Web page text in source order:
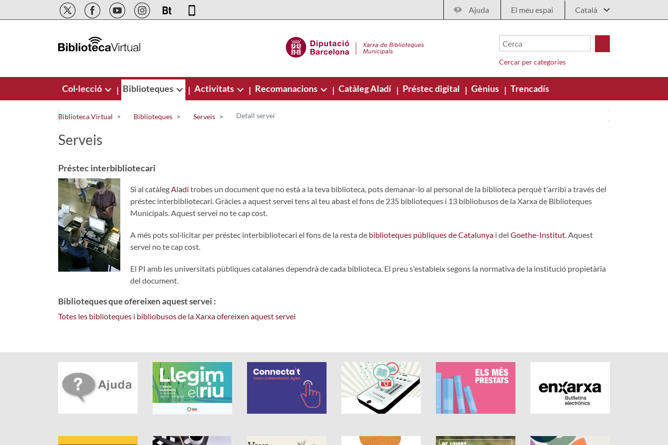
Salta al contingut principal Ajuda El meu espai
Cercar per categories
Col·lecció | Biblioteques | Activitats | Recomanacions | Catàleg Aladí | Préstec digital | Gènius | Trencadís
Biblioteca Virtual Biblioteques Serveis Detall servei
Serveis
Préstec interbibliotecari
Si al catàlegAladítrobes un document que no està a la teva biblioteca, pots demanar-lo al personal de la biblioteca perquè t'arribi a través del
préstec interbibliotecari. Gràcies a aquest servei tens al teu abast el fons de 235 biblioteques i 13 bibliobusos de la Xarxa de Biblioteques
Municipals. Aquest servei no te cap cost.
A més pots sol·licitar per préstec interbibliotecari el fons de la resta de biblioteques públiques de Catalunya i del Goethe-Institut. Aquest
servei no te cap cost.
El PI amb les universitats públiques catalanes dependrà de cada biblioteca. El preu s'estableix segons la normativa de la institució propietària
del document.
Biblioteques que ofereixen aquest servei :
Totes les biblioteques i bibliobusos de la Xarxa ofereixen aquest servei